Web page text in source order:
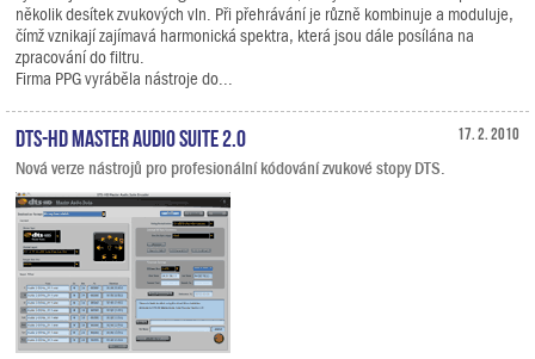
několik desítek zvukových vln. Při přehrávání je různě kombinuje a moduluje,
čímž vznikají zajímavá harmonická spektra, která jsou dále posílána na
zpracování do filtru.
Firma PPG vyráběla nástroje do...
17. 2. 2010
DTS-HD Master Audio Suite 2.0
Nová verze nástrojů pro profesionální kódování zvukové stopy DTS.